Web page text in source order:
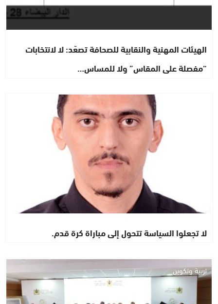
الهيئات المهنية والنقابية للصحافة تصعّد: لا لانتخابات
“مفصلة على المقاس” ولا للمساس…
لا تجعلوا السياسة تتحول إلى مباراة كرة قدم.
تربية وتكوين